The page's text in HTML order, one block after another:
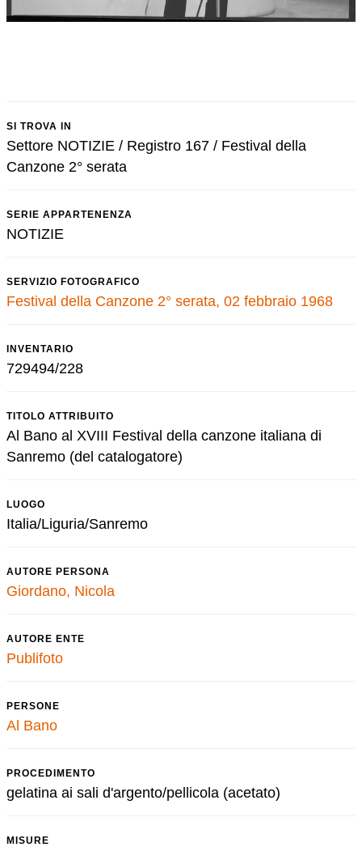
SI TROVA IN
Settore NOTIZIE / Registro 167 / Festival della
Canzone 2° serata
SERIE APPARTENENZA
NOTIZIE
SERVIZIO FOTOGRAFICO
Festival della Canzone 2° serata, 02 febbraio 1968
INVENTARIO
729494/228
TITOLO ATTRIBUITO
Al Bano al XVIII Festival della canzone italiana di
Sanremo (del catalogatore)
LUOGO
Italia/Liguria/Sanremo
AUTORE PERSONA
Giordano, Nicola
AUTORE ENTE
Publifoto
PERSONE
Al Bano
PROCEDIMENTO
gelatina ai sali d'argento/pellicola (acetato)
MISURE